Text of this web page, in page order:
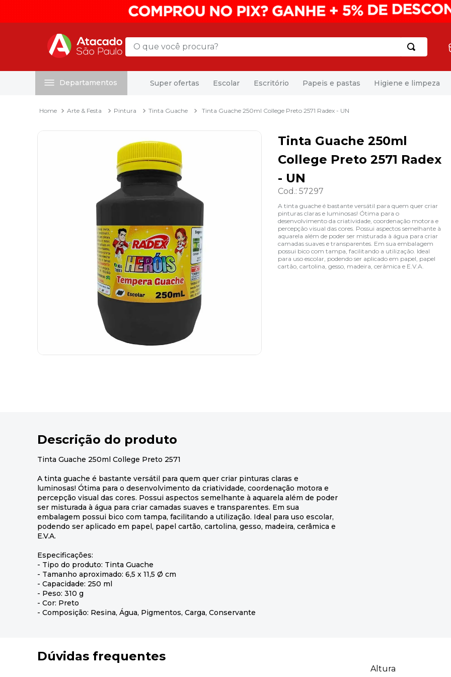
O que você procura?
Departamentos Super ofertas Escolar Escritório Papeis e pastas Higiene e limpeza
Arte & Festa Pintura Tinta Guache Tinta Guache 250ml College Preto 2571 Radex - UN
Tinta Guache 250ml
College Preto 2571 Radex
- UN
Cod.:57297
A tinta guache é bastante versátil para quem quer criar
pinturas claras e luminosas! Ótima para o
desenvolvimento da criatividade, coordenação motora e
percepção visual das cores. Possui aspectos semelhante à
aquarela além de poder ser misturada à água para criar
camadas suaves e transparentes. Em sua embalagem
possui bico com tampa, facilitando a utilização. Ideal
para uso escolar, podendo ser aplicado em papel, papel
cartão, cartolina, gesso, madeira, cerâmica e E.V.A.
Descrição do produto
Tinta Guache 250ml College Preto 2571
A tinta guache é bastante versátil para quem quer criar pinturas claras e
luminosas! Ótima para o desenvolvimento da criatividade, coordenação motora e
percepção visual das cores. Possui aspectos semelhante à aquarela além de poder
ser misturada à água para criar camadas suaves e transparentes. Em sua
embalagem possui bico com tampa, facilitando a utilização. Ideal para uso escolar,
podendo ser aplicado em papel, papel cartão, cartolina, gesso, madeira, cerâmica e
E.V.A.
Especificações:
- Tipo do produto: Tinta Guache
- Tamanho aproximado: 6,5 x 11,5 Ø cm
- Capacidade: 250 ml
- Peso: 310 g
- Cor: Preto
- Composição: Resina, Água, Pigmentos, Carga, Conservante
Dúvidas frequentes
Altura
papel toalha